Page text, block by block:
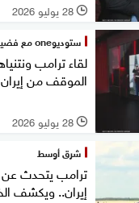
l 28 يوليو 2026
ستوديوone مع فضيلة
لقاء ترامب
الموقف من
l 28 يوليو 2026
شرق أوسط
ترامب يتحدث
إيران.. ويكشف